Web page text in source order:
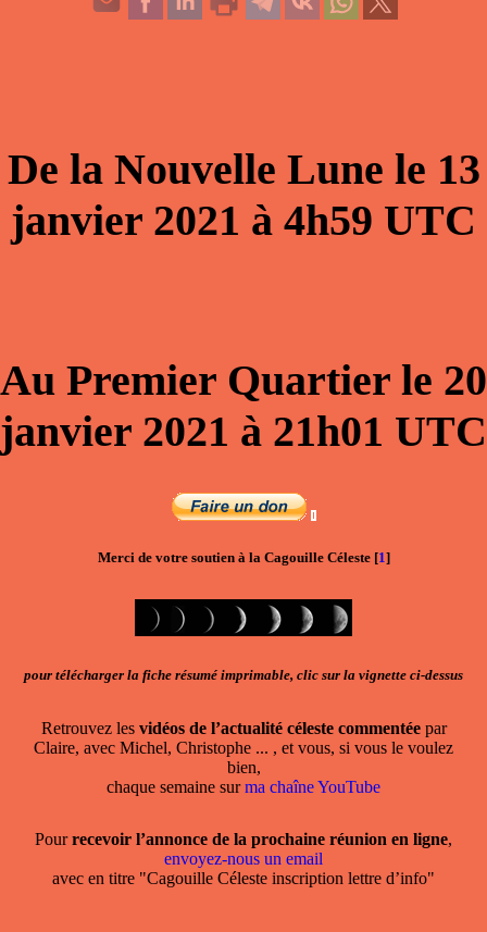
De la Nouvelle Lune le 13
janvier 2021 à 4h59 UTC
Au Premier Quartier le 20
janvier 2021 à 21h01 UTC
Merci de votre soutien à la Cagouille Céleste[1]
pour télécharger la fiche résumé imprimable, clic sur la vignette ci-dessus
Retrouvez les vidéos de l’actualité céleste commentéepar
Claire, avec Michel, Christophe ... , et vous, si vous le voulez
bien,
chaque semaine surma chaîne YouTube
Pourrecevoir l’annonce de la prochaine réunion en ligne,
envoyez-nous un email
avec en titre "Cagouille Céleste inscription lettre d’info"